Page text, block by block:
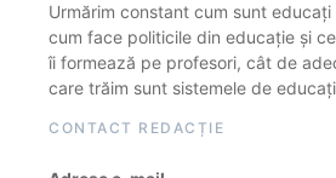
Urmărim constant cum sunt
cum face politicile din educație și
îi formează pe profesori, cât de
care trăim sunt sistemele de
CONTACT REDACȚIE